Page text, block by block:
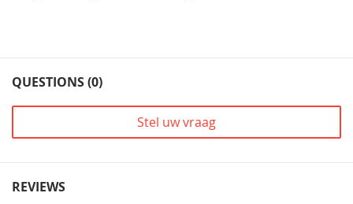
QUESTIONS (0)
Stel uw vraag
REVIEWS